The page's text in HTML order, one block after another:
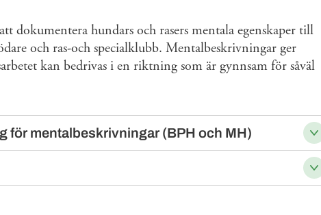
dokumentera hundars och rasers mentala egenskaper till
och ras-och specialklubb. Mentalbeskrivningar ger
kan bedrivas i en riktning som är gynnsam för såväl
för mentalbeskrivningar (BPH och MH)